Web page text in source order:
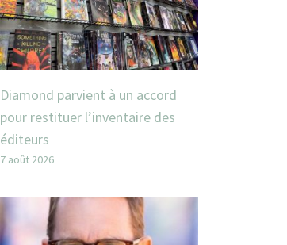
Diamond parvient à un accord
pour restituer l’inventaire des
éditeurs
7 août 2026